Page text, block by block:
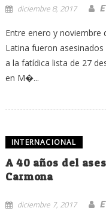
diciembre 8, 2017
Entre enero y noviembre
Latina fueron
a la fatídica lista de 27
en M�...
INTERNACIONAL
A 40 años del
Carmona
diciembre 7, 2017